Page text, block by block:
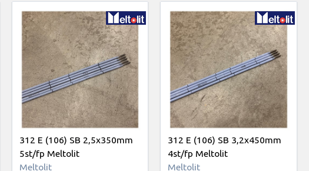
312 E (106) SB 2,5x350mm
5st/fp Meltolit
Meltolit
312 E (106) SB 3,2x450mm
4st/fp Meltolit
Meltolit